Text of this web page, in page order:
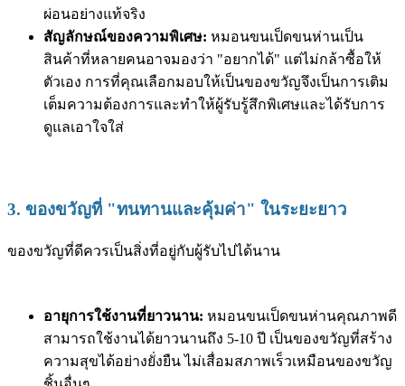
ผ่อนอย่างแท้จริง
สัญลักษณ์ของความพิเศษ: หมอนขนเป็ดขนห่านเป็น
สินค้าที่หลายคนอาจมองว่า "อยากได้" แต่ไม่กล้าซื้อให้
ตัวเอง การที่คุณเลือกมอบให้เป็นของขวัญจึงเป็นการเติม
เต็มความต้องการและทำให้ผู้รับรู้สึกพิเศษและได้รับการ
ดูแลเอาใจใส่
3. ของขวัญที่ "ทนทานและคุ้มค่า" ในระยะยาว
ของขวัญที่ดีควรเป็นสิ่งที่อยู่กับผู้รับไปได้นาน
อายุการใช้งานที่ยาวนาน: หมอนขนเป็ดขนห่านคุณภาพดี
สามารถใช้งานได้ยาวนานถึง 5-10 ปี เป็นของขวัญที่สร้าง
ความสุขได้อย่างยั่งยืน ไม่เสื่อมสภาพเร็วเหมือนของขวัญ